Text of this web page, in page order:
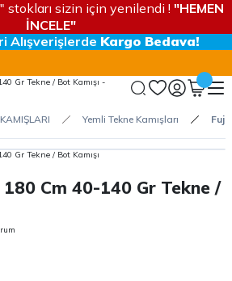
stokları sizin için yenilendi ! "HEMEN
İNCELE"
Alışverişlerde Kargo Bedava!
Yemli Tekne Kamışları
Cm 40-140 Gr Tekne /